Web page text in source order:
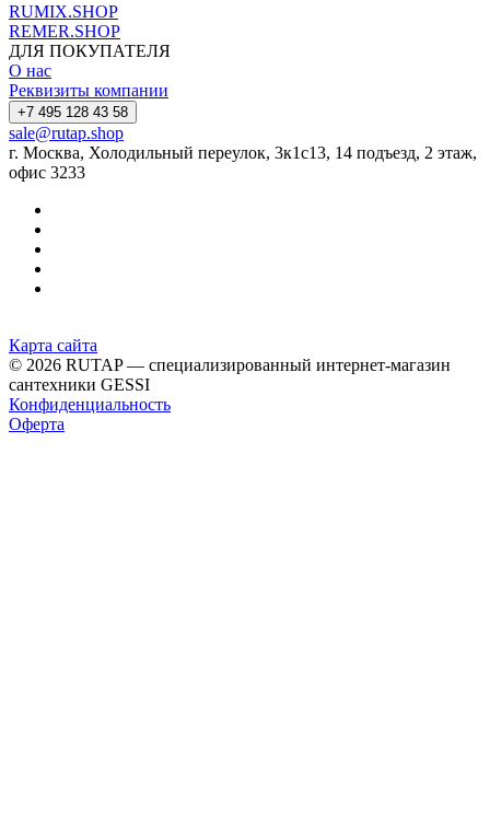
RUMIX.SHOP
REMER.SHOP
ДЛЯ ПОКУПАТЕЛЯ
О нас
Реквизиты компании
+7 495 128 43 58
sale@rutap.shop
г. Москва, Холодильный переулок, 3к1с13, 14 подъезд, 2 этаж,
офис 3233
Карта сайта
© 2026 RUTAP — специализированный интернет-магазин
сантехники GESSI
Конфиденциальность
Оферта